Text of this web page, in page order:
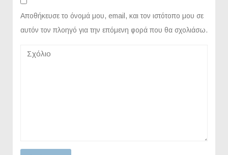
Αποθήκευσε το όνομά μου, email, και τον ιστότοπο μου σε
αυτόν τον πλοηγό για την επόμενη φορά που θα σχολιάσω.